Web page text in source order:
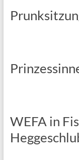
WEFA in